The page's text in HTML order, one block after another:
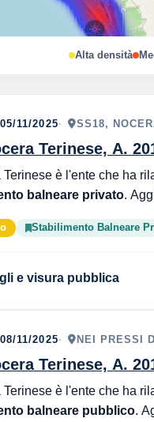
Alta densità
11/2025 SS18,
Terinese, A.
balneare privato
Stabilimento Balneare
e visura pubblica
11/2025 NEI PRESSI
Terinese, A.
balneare pubblico